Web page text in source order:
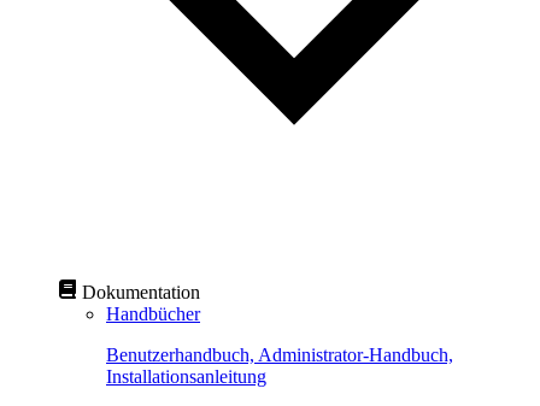
Dokumentation
Handbücher
Benutzerhandbuch, Administrator-Handbuch,
Installationsanleitung